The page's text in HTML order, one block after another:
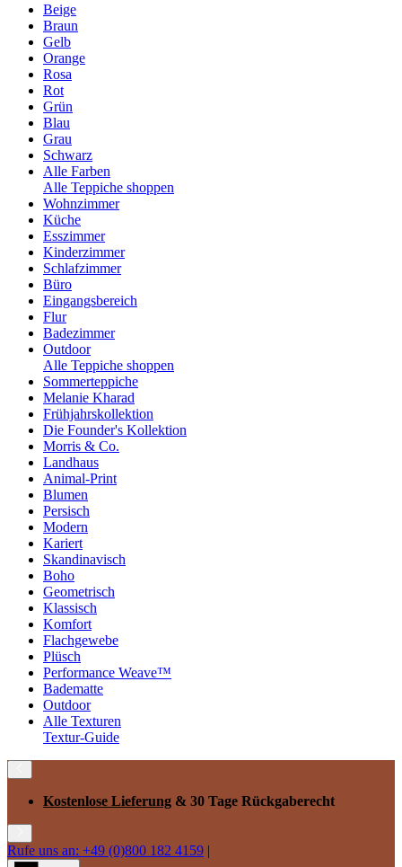
Beige
Braun
Gelb
Orange
Rosa
Rot
Grün
Blau
Grau
Schwarz
Alle Farben
Alle Teppiche shoppen
Wohnzimmer
Küche
Esszimmer
Kinderzimmer
Schlafzimmer
Büro
Eingangsbereich
Flur
Badezimmer
Outdoor
Alle Teppiche shoppen
Sommerteppiche
Melanie Kharad
Frühjahrskollektion
Die Founder's Kollektion
Morris & Co.
Landhaus
Animal-Print
Blumen
Persisch
Modern
Kariert
Skandinavisch
Boho
Geometrisch
Klassisch
Komfort
Flachgewebe
Plüsch
Performance Weave™
Badematte
Outdoor
Alle Texturen
Textur-Guide
Kostenlose Lieferung & 30 Tage Rückgaberecht
Rufe uns an: +49 (0)800 182 4159 |